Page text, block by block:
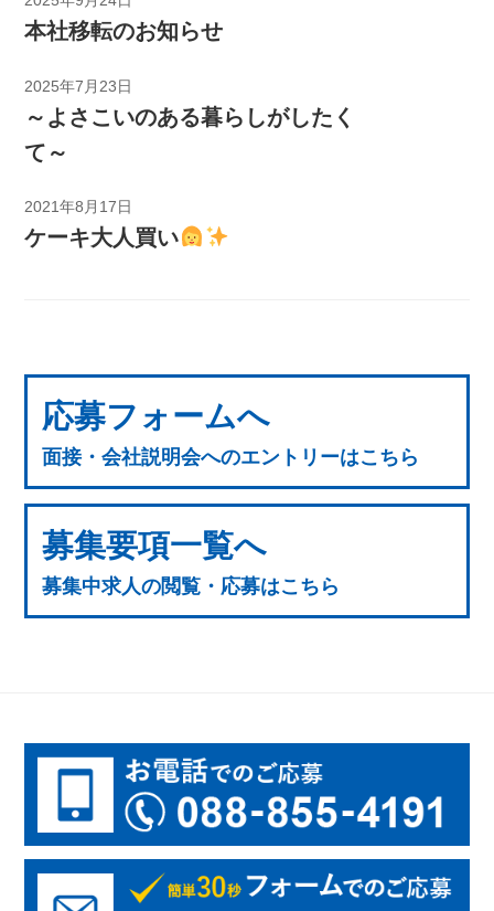
本社移転のお知らせ
2025年7月23日
～よさこいのある暮らしがしたく
て～
2021年8月17日
ケーキ大人買い
応募フォームへ
面接・会社説明会へのエントリーはこちら
募集要項一覧へ
募集中求人の閲覧・応募はこちら